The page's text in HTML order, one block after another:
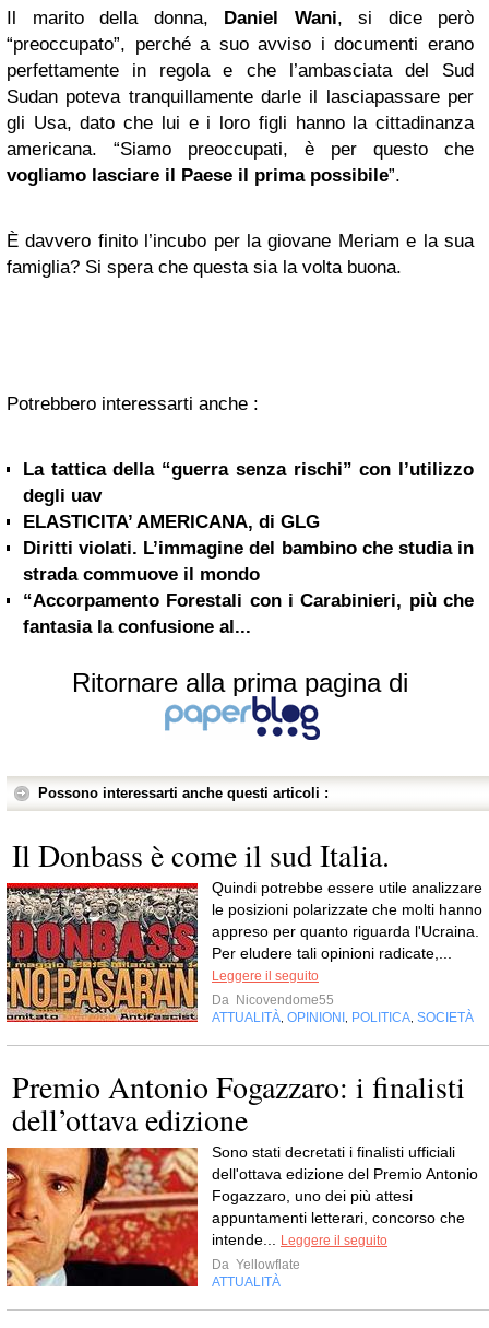
Il marito della donna, Daniel Wani, si dice però
“preoccupato”, perché a suo avviso i documenti erano
perfettamente in regola e che l’ambasciata del Sud
Sudan poteva tranquillamente darle il lasciapassare per
gli Usa, dato che lui e i loro figli hanno la cittadinanza
americana. “Siamo preoccupati, è per questo che
vogliamo lasciare il Paese il prima possibile”.
È davvero finito l’incubo per la giovane Meriam e la sua
famiglia? Si spera che questa sia la volta buona.
Potrebbero interessarti anche :
La tattica della “guerra senza rischi” con l’utilizzo
degli uav
ELASTICITA’ AMERICANA, di GLG
Diritti violati. L’immagine del bambino che studia in
strada commuove il mondo
“Accorpamento Forestali con i Carabinieri, più che
fantasia la confusione al...
Ritornare alla prima pagina di
Possono interessarti anche questi articoli :
Il Donbass è come il sud Italia.
Quindi potrebbe essere utile analizzare
le posizioni polarizzate che molti hanno
appreso per quanto riguarda l'Ucraina.
Per eludere tali opinioni radicate,...
Leggere il seguito
Da Nicovendome55
ATTUALITÀ OPINIONI POLITICA SOCIETÀ
Premio Antonio Fogazzaro: i finalisti
dell’ottava edizione
Sono stati decretati i finalisti ufficiali
dell'ottava edizione del Premio Antonio
Fogazzaro, uno dei più attesi
appuntamenti letterari, concorso che
intende...
Leggere il seguito
Da Yellowflate
ATTUALITÀ